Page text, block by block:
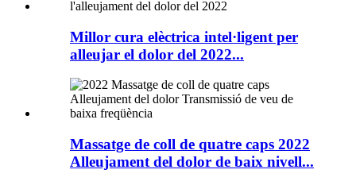
Millor cura elèctrica intel·ligent per
alleujar el dolor del 2022...
Massatge de coll de quatre caps 2022
Alleujament del dolor de baix nivell...